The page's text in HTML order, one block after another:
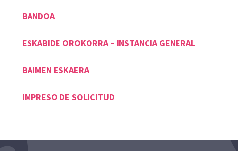
BANDOA
ESKABIDE OROKORRA – INSTANCIA GENERAL
BAIMEN ESKAERA
IMPRESO DE SOLICITUD